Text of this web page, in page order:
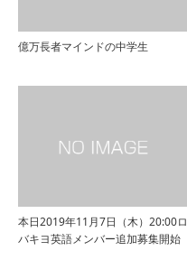
億万長者マインドの中学生
本日2019年11月7日（木）20:00ロ
バキヨ英語メンバー追加募集開始